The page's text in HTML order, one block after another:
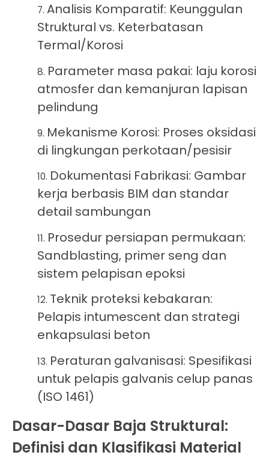
Analisis Komparatif: Keunggulan
Struktural vs. Keterbatasan
Termal/Korosi
Parameter masa pakai: laju korosi
atmosfer dan kemanjuran lapisan
pelindung
Mekanisme Korosi: Proses oksidasi
di lingkungan perkotaan/pesisir
Dokumentasi Fabrikasi: Gambar
kerja berbasis BIM dan standar
detail sambungan
Prosedur persiapan permukaan:
Sandblasting, primer seng dan
sistem pelapisan epoksi
Teknik proteksi kebakaran:
Pelapis intumescent dan strategi
enkapsulasi beton
Peraturan galvanisasi: Spesifikasi
untuk pelapis galvanis celup panas
(ISO 1461)
Dasar-Dasar Baja Struktural:
Definisi dan Klasifikasi Material